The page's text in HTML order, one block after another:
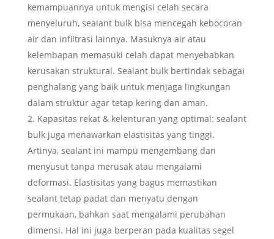
kemampuannya untuk mengisi celah secara
menyeluruh, sealant bulk bisa mencegah kebocoran
air dan infiltrasi lainnya. Masuknya air atau
kelembapan memasuki celah dapat menyebabkan
kerusakan struktural. Sealant bulk bertindak sebagai
penghalang yang baik untuk menjaga lingkungan
dalam struktur agar tetap kering dan aman.
Kapasitas rekat & kelenturan yang optimal: sealant
bulk juga menawarkan elastisitas yang tinggi.
Artinya, sealant ini mampu mengembang dan
menyusut tanpa merusak atau mengalami
deformasi. Elastisitas yang bagus memastikan
sealant tetap padat dan menyatu dengan
permukaan, bahkan saat mengalami perubahan
dimensi. Hal ini juga berperan pada kualitas segel